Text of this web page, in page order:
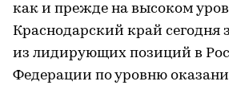
как и прежде на высоком
Краснодарский край сегодня
из лидирующих позиций в
Федерации по уровню